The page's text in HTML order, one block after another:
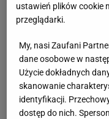
ustawień plików cookie
przeglądarki.
My, nasi Zaufani
dane osobowe w
Użycie dokładnych
skanowanie
identyfikacji.
dostęp do nich.